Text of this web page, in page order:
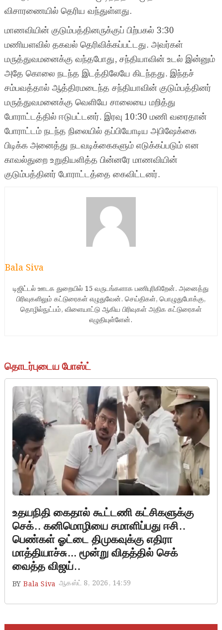
விசாரணையில் தெரிய வந்துள்ளது.
மாணவியின் குடும்பத்தினருக்குப் பிற்பகல் 3:30
மணியளவில் தகவல் தெரிவிக்கப்பட்டது. அவர்கள்
மருத்துவமனைக்கு வந்தபோது, சந்தியாவின் உடல் இன்னும்
அதே கொலை நடந்த இடத்திலேயே கிடந்தது. இந்தச்
சம்பவத்தால் ஆத்திரமடைந்த சந்தியாவின் குடும்பத்தினர்
மருத்துவமனைக்கு வெளியே சாலையை மறித்து
போராட்டத்தில் ஈடுபட்டனர். இரவு 10:30 மணி வரைதான்
போராட்டம் நடந்த நிலையில் தப்பியோடிய அபிஷேக்கை
பிடிக்க அனைத்து நடவடிக்கைகளும் எடுக்கப்படும் என
காவல்துறை உறுதியளித்த பின்னரே மாணவியின்
குடும்பத்தினர் போராட்டத்தை கைவிட்டனர்.
Bala Siva
டிஜிட்டல் ஊடக துறையில் 15 வருடங்களாக பணிபுரிகிறேன். அனைத்து
பிரிவுகளிலும் கட்டுரைகள் எழுதுவேன். செய்திகள், பொழுதுபோக்கு,
தொழில்நுட்பம், விளையாட்டு ஆகிய பிரிவுகள் அதிக கட்டுரைகள்
எழுதியுள்ளேன்.
தொடர்புடைய போஸ்ட்
உதயநிதி கைதால் கூட்டணி கட்சிகளுக்கு
செக்.. கனிமொழியை சமாளிப்பது ஈசி..
பெண்கள் ஓட்டை திமுகவுக்கு எதிரா
மாத்தியாச்சு… மூன்று விதத்தில் செக்
வைத்த விஜய்..
BY Bala Siva ஆகஸ்ட் 8, 2026, 14:59